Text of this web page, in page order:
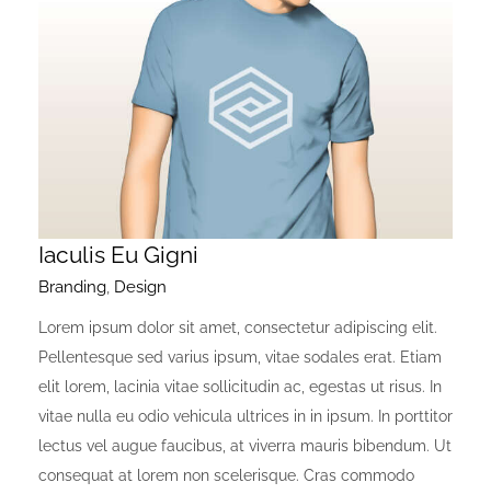
Iaculis Eu Gigni
Branding, Design
Lorem ipsum dolor sit amet, consectetur adipiscing elit.
Pellentesque sed varius ipsum, vitae sodales erat. Etiam
elit lorem, lacinia vitae sollicitudin ac, egestas ut risus. In
vitae nulla eu odio vehicula ultrices in in ipsum. In porttitor
lectus vel augue faucibus, at viverra mauris bibendum. Ut
consequat at lorem non scelerisque. Cras commodo